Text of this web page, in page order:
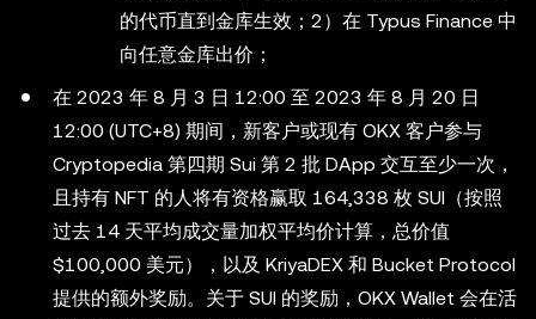
的代币直到金库生效；2）在 Typus Finance 中
向任意金库出价；
在 2023 年 8 月 3 日 12:00 至 2023 年 8 月 20 日
12:00 (UTC+8) 期间，新客户或现有 OKX 客户参与
Cryptopedia 第四期 Sui 第 2 批 DApp 交互至少一次，
且持有 NFT 的人将有资格赢取 164,338 枚 SUI（按照
过去 14 天平均成交量加权平均价计算，总价值
$100,000 美元），以及 KriyaDEX 和 Bucket Protocol
提供的额外奖励。关于 SUI 的奖励，OKX Wallet 会在活